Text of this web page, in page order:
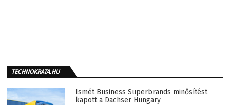
TECHNOKRATA.HU
Ismét Business Superbrands minősítést
kapott a Dachser Hungary